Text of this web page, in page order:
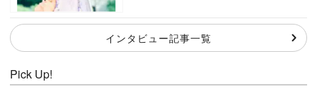
インタビュー記事一覧
Pick Up!